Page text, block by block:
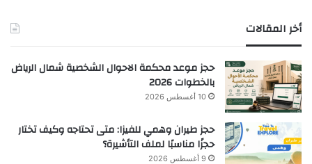
أخر المقالات
حجز موعد محكمة الاحوال الشخصية شمال الرياض
بالخطوات 2026
10 أغسطس 2026
حجز طيران وهمي للفيزا: متى تحتاجه وكيف تختار
حجزًا مناسبًا لملف التأشيرة؟
9 أغسطس 2026